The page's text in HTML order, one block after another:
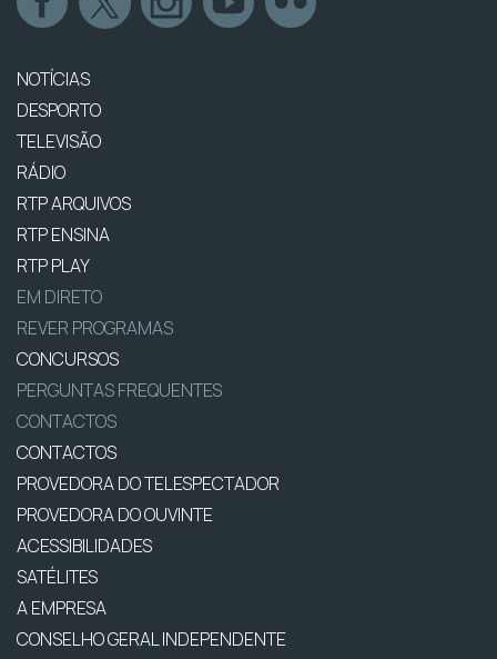
NOTÍCIAS
DESPORTO
TELEVISÃO
RÁDIO
RTP ARQUIVOS
RTP ENSINA
RTP PLAY
EM DIRETO
REVER PROGRAMAS
CONCURSOS
PERGUNTAS FREQUENTES
CONTACTOS
CONTACTOS
PROVEDORA DO TELESPECTADOR
PROVEDORA DO OUVINTE
ACESSIBILIDADES
SATÉLITES
A EMPRESA
CONSELHO GERAL INDEPENDENTE